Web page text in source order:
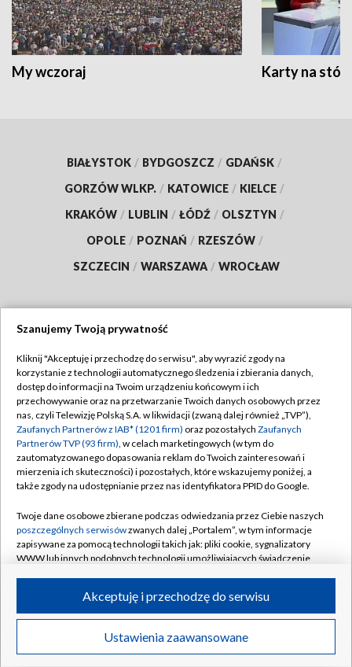
My wczoraj Karty na
BIAŁYSTOK / BYDGOSZCZ / GDAŃSK /
GORZÓW WLKP. / KATOWICE / KIELCE /
KRAKÓW / LUBLIN / ŁÓDŹ / OLSZTYN /
OPOLE / POZNAŃ / RZESZÓW /
SZCZECIN / WARSZAWA / WROCŁAW
TVP
Abonament TVP
Emisja w TVP
Centrum informacji TVP
Naziemna Telewizja Cyfrowa
Rada Programowa
System NOS
Informacje o nadawcy
Program dla prasy
Ogłoszenie przetargowe
Regulamin TVP
Polityka prywatności
Moje zgody
Pomoc
Kontakt
Kanały
©2026 Telewizja Polska S.A. w likwidacji
Szanujemy Twoją prywatność
Kliknij "Akceptuję i przechodzę do serwisu", aby wyrazić zgody na
korzystanie z technologii automatycznego śledzenia i zbierania danych,
dostęp do informacji na Twoim urządzeniu końcowym i ich
przechowywanie oraz na przetwarzanie Twoich danych osobowych przez
nas, czyli Telewizję Polską S.A. w likwidacji (zwaną dalej również „TVP”),
Zaufanych Partnerów z IAB* (1201 firm) oraz pozostałych Zaufanych
Partnerów TVP (93 firm), w celach marketingowych (w tym do
zautomatyzowanego dopasowania reklam do Twoich zainteresowań i
mierzenia ich skuteczności) i pozostałych, które wskazujemy poniżej, a
także zgody na udostępnianie przez nas identyfikatora PPID do Google.
Twoje dane osobowe zbierane podczas odwiedzania przez Ciebie naszych
poszczególnych serwisówzwanych dalej „Portalem”, w tym informacje
zapisywane za pomocą technologii takich jak: pliki cookie, sygnalizatory
WWW lub innych podobnych technologii umożliwiających świadczenie
ruchu w Internecie.
Twoje dane osobowe zbierane podczas odwiedzania przez Ciebie
poszczególnych serwisówna Portalu, takie jak adresy IP, identyfikatory
Ustawienia zaawansowane
Akceptuję i przechodzę do serwisu